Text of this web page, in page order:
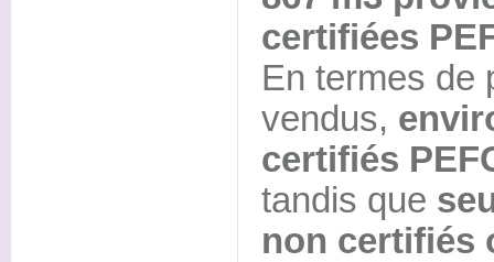
certifiées
En termes de
vendus,
certifiés
tandis que
non certifiés